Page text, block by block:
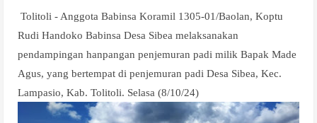
Tolitoli - Anggota Babinsa Koramil 1305-01/Baolan, Koptu
Rudi Handoko Babinsa Desa Sibea melaksanakan
pendampingan hanpangan penjemuran padi milik Bapak Made
Agus, yang bertempat di penjemuran padi Desa Sibea, Kec.
Lampasio, Kab. Tolitoli. Selasa (8/10/24)